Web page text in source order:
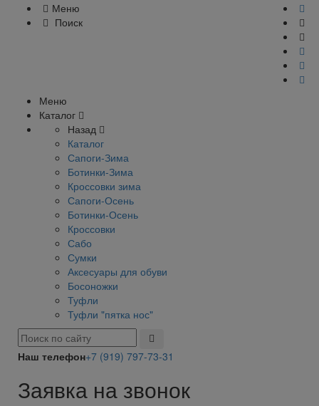
Меню
Поиск
Меню
Каталог
Назад
Каталог
Сапоги-Зима
Ботинки-Зима
Кроссовки зима
Сапоги-Осень
Ботинки-Осень
Кроссовки
Сабо
Сумки
Аксесуары для обуви
Босоножки
Туфли
Туфли "пятка нос"
Наш телефон+7 (919) 797-73-31
Заявка на звонок